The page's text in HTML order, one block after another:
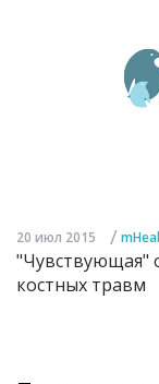
20 июл 2015 /
"Чувствующая"
костных травм